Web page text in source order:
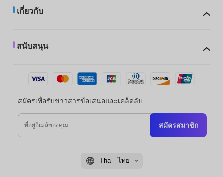
เกี่ยวกับ
สนับสนุน
สมัครเพื่อรับข่าวสารข้อเสนอและเคล็ดลับ
สมัครสมาชิก
Thai - ไทย